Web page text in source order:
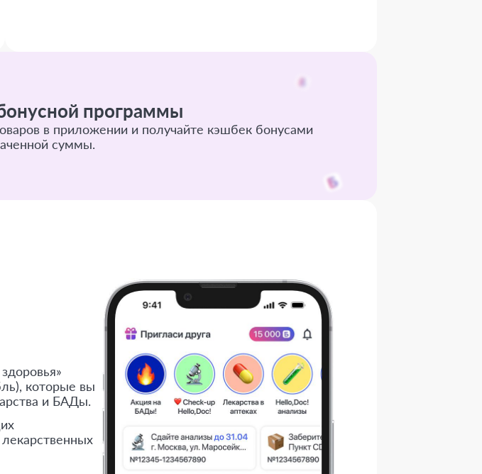
программы
в приложении и получайте кэшбек бонусами
суммы.
которые вы
и БАДы.